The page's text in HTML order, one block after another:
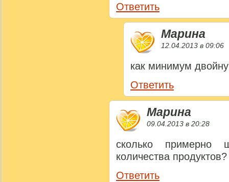
Ответить
Марина
12.04.2013 в 09:06
как минимум
Ответить
Марина
09.04.2013 в 20:28
сколько примерно
количества продуктов?
Ответить